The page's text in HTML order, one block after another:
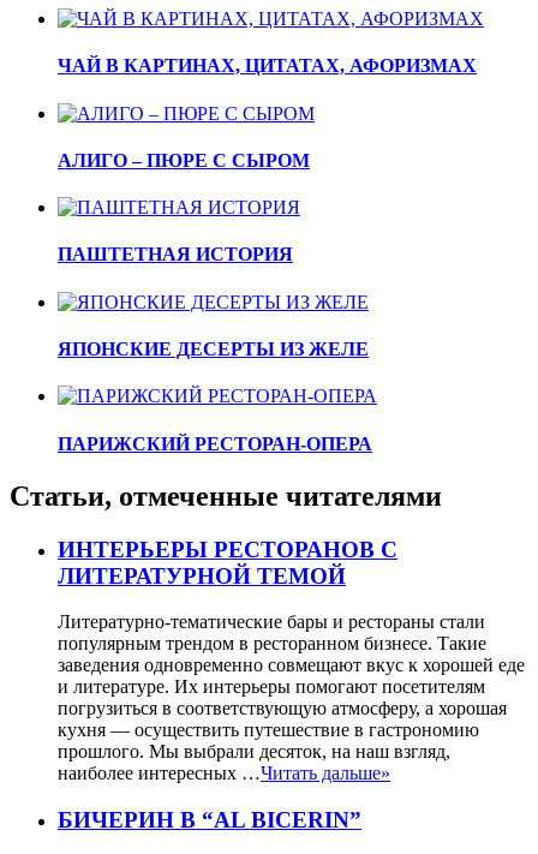
ЧАЙ В КАРТИНАХ, ЦИТАТАХ, АФОРИЗМАХ
АЛИГО – ПЮРЕ С СЫРОМ
ПАШТЕТНАЯ ИСТОРИЯ
ЯПОНСКИЕ ДЕСЕРТЫ ИЗ ЖЕЛЕ
ПАРИЖСКИЙ РЕСТОРАН-ОПЕРА
Статьи, отмеченные читателями
ИНТЕРЬЕРЫ РЕСТОРАНОВ С
ЛИТЕРАТУРНОЙ ТЕМОЙ
Литературно-тематические бары и рестораны стали
популярным трендом в ресторанном бизнесе. Такие
заведения одновременно совмещают вкус к хорошей еде
и литературе. Их интерьеры помогают посетителям
погрузиться в соответствующую атмосферу, а хорошая
кухня — осуществить путешествие в гастрономию
прошлого. Мы выбрали десяток, на наш взгляд,
наиболее интересных …Читать дальше»
БИЧЕРИН В “AL BICERIN”